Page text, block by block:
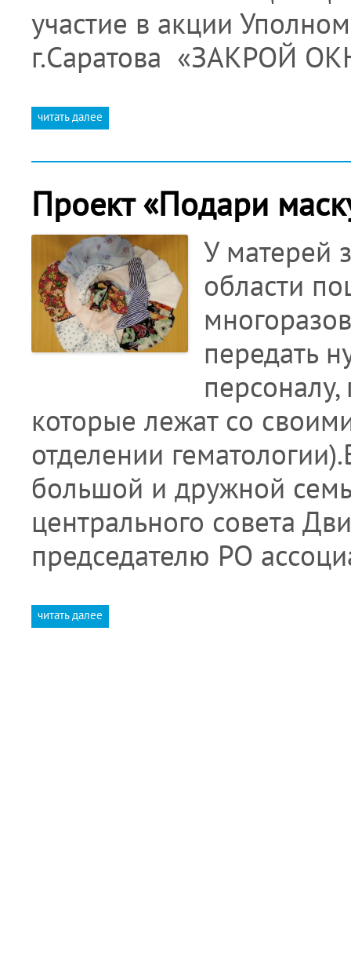
участие в акции
г.Саратова «ЗАКРОЙ
читать далее
Проект «Подари
У матерей
области
передать
которые лежат со
отделении
большой и дружной
центрального совета
председателю РО
читать далее